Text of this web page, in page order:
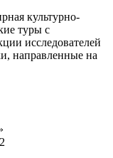
культурно-
туры с
исследователей
направленные на